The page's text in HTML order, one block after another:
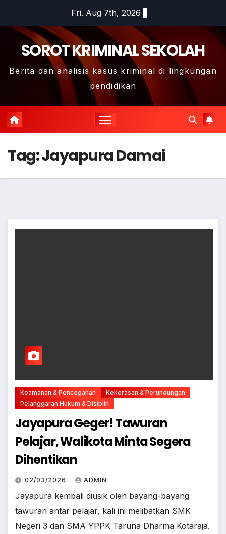
content
Fri. Aug 7th, 2026
SOROT KRIMINAL SEKOLAH
Berita dan analisis kasus kriminal di lingkungan
pendidikan
Tag:Jayapura Damai
Keamanan & Pencegahan
Kekerasan & Perundungan
Pelanggaran Hukum & Disiplin
Jayapura Geger! Tawuran
Pelajar, Walikota Minta Segera
Dihentikan
02/03/2026 ADMIN
Jayapura kembali diusik oleh bayang-bayang
tawuran antar pelajar, kali ini melibatkan SMK
Negeri 3 dan SMA YPPK Taruna Dharma Kotaraja.